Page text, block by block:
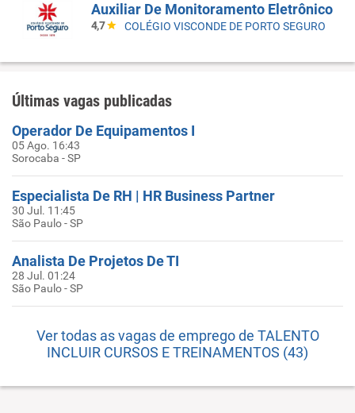
Auxiliar De Monitoramento Eletrônico
4,7 COLÉGIO VISCONDE DE PORTO SEGURO
Últimas vagas publicadas
Operador De Equipamentos I
05 Ago. 16:43
Sorocaba - SP
Especialista De RH | HR Business Partner
30 Jul. 11:45
São Paulo - SP
Analista De Projetos De TI
28 Jul. 01:24
São Paulo - SP
Ver todas as vagas de emprego de TALENTO
INCLUIR CURSOS E TREINAMENTOS (43)